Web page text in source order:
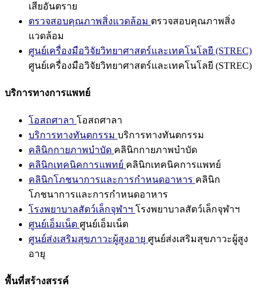
เสียอันตราย
ตรวจสอบคุณภาพสิ่งแวดล้อม ตรวจสอบคุณภาพสิ่ง
แวดล้อม
ศูนย์เครื่องมือวิจัยวิทยาศาสตร์และเทคโนโลยี (STREC)
ศูนย์เครื่องมือวิจัยวิทยาศาสตร์และเทคโนโลยี (STREC)
บริการทางการแพทย์
โอสถศาลา โอสถศาลา
บริการทางทันตกรรม บริการทางทันตกรรม
คลินิกกายภาพบำบัด คลินิกกายภาพบำบัด
คลินิกเทคนิคการแพทย์ คลินิกเทคนิคการแพทย์
คลินิกโภชนาการและการกำหนดอาหาร คลินิก
โภชนาการและการกำหนดอาหาร
โรงพยาบาลสัตว์เล็กจุฬาฯ โรงพยาบาลสัตว์เล็กจุฬาฯ
ศูนย์เอ็มเน็ต ศูนย์เอ็มเน็ต
ศูนย์ส่งเสริมสุขภาวะผู้สูงอายุ ศูนย์ส่งเสริมสุขภาวะผู้สูง
อายุ
พื้นที่สร้างสรรค์